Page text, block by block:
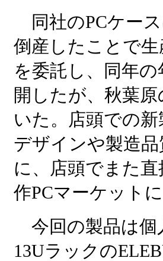
同社のPCケース
倒産したことで
を委託し、同年
開したが、秋葉
いた。店頭での
デザインや製造
に、店頭でまた
作PCマーケット
今回の製品は個
13Uラックの